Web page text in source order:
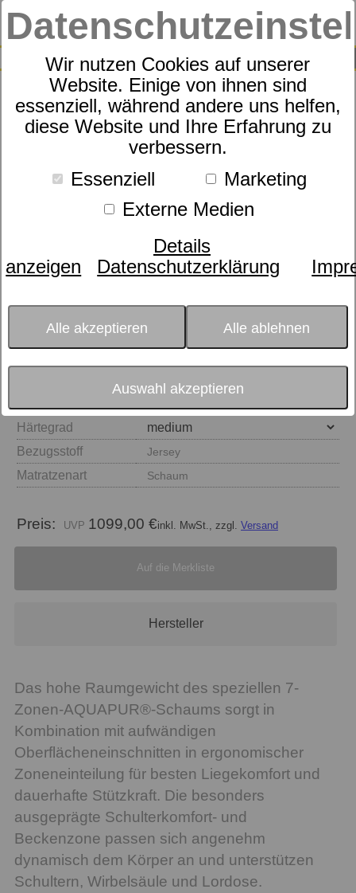
Wir nutzen Cookies auf unserer
Website. Einige von ihnen sind
essenziell, während andere uns helfen,
diese Website und Ihre Erfahrung zu
verbessern.
Essenziell
Marketing
Externe Medien
Details
anzeigen
Datenschutzerklärung
Alle akzeptieren Alle ablehnen
Auswahl akzeptieren
SUCHE
0
Schaummatratze Sympathica
Härtegrad
Bezugsstoff
Jersey
Matratzenart Schaum
Preis: 1099,00 €inkl. MwSt., zzgl. Versand
Auf die Merkliste
Hersteller
Das hohe Raumgewicht des speziellen 7-
Zonen-AQUAPUR®-Schaums sorgt in
Kombination mit aufwändigen
Oberflächeneinschnitten in ergonomischer
Zoneneinteilung für besten Liegekomfort und
dauerhafte Stützkraft. Die besonders
ausgeprägte Schulterkomfort- und
Beckenzone passen sich angenehm
dynamisch dem Körper an und unterstützen
Schultern, Wirbelsäule und Lordose.